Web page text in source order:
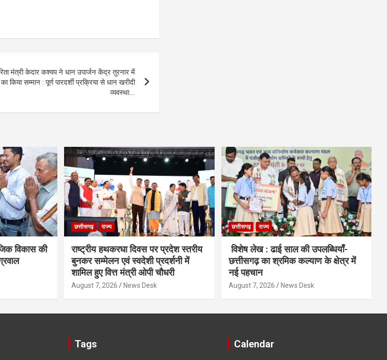
मंत्री केदार कश्यप ने धान उपार्जन केंद्र तुरनार में
किया सम्मान : पूर्ण पारदर्शी प्रक्रिया से धान खरीदी
व्यवस्था….
विकास की
छत्तीसगढ़ राज्य
राष्ट्रीय हथकरघा दिवस पर प्रदेश स्तरीय
बुनकर सम्मेलन एवं स्वदेशी प्रदर्शनी में
शामिल हुए वित्त मंत्री ओपी चौधरी
August 7, 2026 News Desk
छत्तीसगढ़ राज्य
विशेष लेख : ढाई साल की उपलब्धियाँ-
छत्तीसगढ़ का श्रमिक कल्याण के क्षेत्र में
नई पहचान
August 7, 2026 News Desk
Tags Calendar